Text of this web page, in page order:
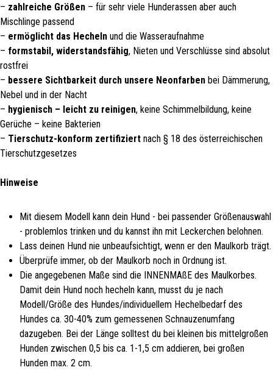
– zahlreiche Größen – für sehr viele Hunderassen aber auch
Mischlinge passend
– ermöglicht das Hecheln und die Wasseraufnahme
– formstabil, widerstandsfähig, Nieten und Verschlüsse sind absolut
rostfrei
– bessere Sichtbarkeit durch unsere Neonfarben bei Dämmerung,
Nebel und in der Nacht
– hygienisch – leicht zu reinigen, keine Schimmelbildung, keine
Gerüche – keine Bakterien
– Tierschutz-konform zertifiziert nach § 18 des österreichischen
Tierschutzgesetzes
Hinweise
Mit diesem Modell kann dein Hund - bei passender Größenauswahl
- problemlos trinken und du kannst ihn mit Leckerchen belohnen.
Lass deinen Hund nie unbeaufsichtigt, wenn er den Maulkorb trägt.
Überprüfe immer, ob der Maulkorb noch in Ordnung ist.
Die angegebenen Maße sind die INNENMAßE des Maulkorbes.
Damit dein Hund noch hecheln kann, musst du je nach
Modell/Größe des Hundes/individuellem Hechelbedarf des
Hundes ca. 30-40% zum gemessenen Schnauzenumfang
dazugeben. Bei der Länge solltest du bei kleinen bis mittelgroßen
Hunden zwischen 0,5 bis ca. 1-1,5 cm addieren, bei großen
Hunden max. 2 cm.